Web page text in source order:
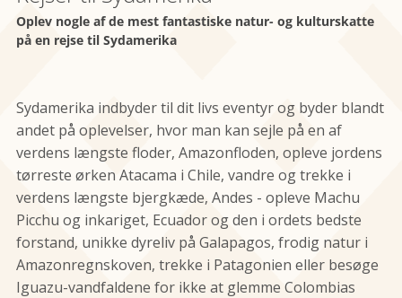
Oplev nogle af de mest fantastiske natur- og kulturskatte
på en rejse til Sydamerika
Sydamerika indbyder til dit livs eventyr og byder blandt
andet på oplevelser, hvor man kan sejle på en af
verdens længste floder, Amazonfloden, opleve jordens
tørreste ørken Atacama i Chile, vandre og trekke i
verdens længste bjergkæde, Andes - opleve Machu
Picchu og inkariget, Ecuador og den i ordets bedste
forstand, unikke dyreliv på Galapagos, frodig natur i
Amazonregnskoven, trekke i Patagonien eller besøge
Iguazu-vandfaldene for ikke at glemme Colombias